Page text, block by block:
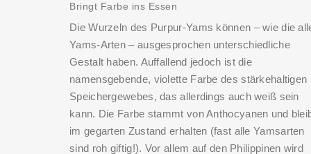
Bringt Farbe ins Essen
Die Wurzeln des Purpur-Yams können – wie die
Yams-Arten – ausgesprochen unterschiedliche
Gestalt haben. Auffallend jedoch ist die
namensgebende, violette Farbe des stärkehaltigen
Speichergewebes, das allerdings auch weiß sein
kann. Die Farbe stammt von Anthocyanen und
im gegarten Zustand erhalten (fast alle Yamsarten
sind roh giftig!). Vor allem auf den Philippinen wird